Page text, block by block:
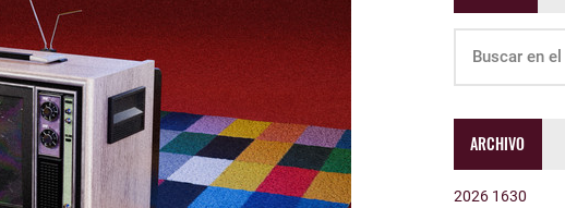
ARCHIVO
2026 1630